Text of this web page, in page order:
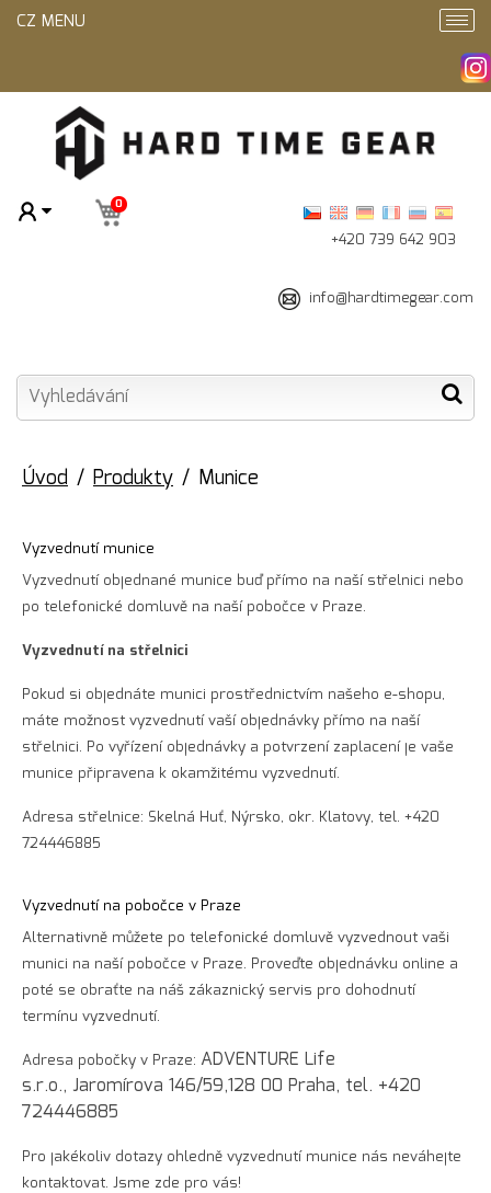
+420 739 642 903
info@hardtimegear.com
0
CZ MENU
Úvod Produkty Munice
Vyzvednutí munice
Vyzvednutí objednané munice buď přímo na naší střelnici nebo
po telefonické domluvě na naší pobočce v Praze.
Vyzvednutí na střelnici
Pokud si objednáte munici prostřednictvím našeho e-shopu,
máte možnost vyzvednutí vaší objednávky přímo na naší
střelnici. Po vyřízení objednávky a potvrzení zaplacení je vaše
munice připravena k okamžitému vyzvednutí.
Adresa střelnice: Skelná Huť, Nýrsko, okr. Klatovy, tel. +420
724446885
Vyzvednutí na pobočce v Praze
Alternativně můžete po telefonické domluvě vyzvednout vaši
munici na naší pobočce v Praze. Proveďte objednávku online a
poté se obraťte na náš zákaznický servis pro dohodnutí
termínu vyzvednutí.
Adresa pobočky v Praze: ADVENTURE Life
s.r.o., Jaromírova 146/59,128 00 Praha, tel. +420
724446885
Pro jakékoliv dotazy ohledně vyzvednutí munice nás neváhejte
kontaktovat. Jsme zde pro vás!